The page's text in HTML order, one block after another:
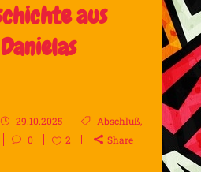
aus
29.10.2025 Abschluß,
0 2 Share